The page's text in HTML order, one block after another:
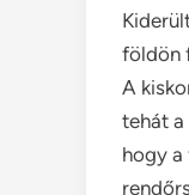
földön
A
tehát a
hogy a